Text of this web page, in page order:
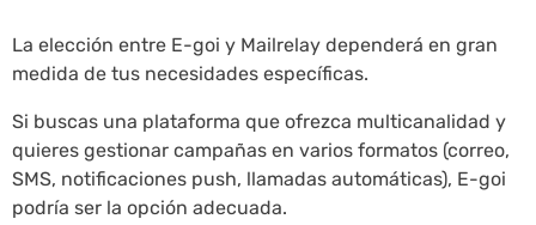
La elección entre E-goi y Mailrelay dependerá en gran
medida de tus necesidades específicas.
Si buscas una plataforma que ofrezca multicanalidad y
quieres gestionar campañas en varios formatos (correo,
SMS, notificaciones push, llamadas automáticas), E-goi
podría ser la opción adecuada.